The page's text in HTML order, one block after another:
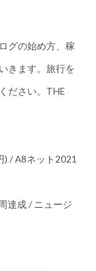
グの始め方、稼
きます。旅行を
ださい。THE
) / A8ネット2021
達成 / ニュージ